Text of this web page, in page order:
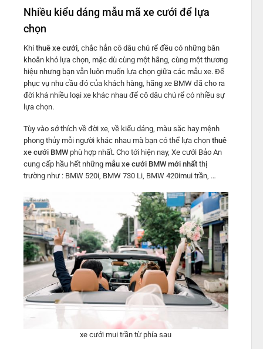
Nhiều kiểu dáng mẫu mã xe cưới để lựa
chọn
Khi thuê xe cưới, chắc hẳn cô dâu chú rể đều có những băn
khoăn khó lựa chọn, mặc dù cùng một hãng, cùng một thương
hiệu nhưng bạn vẫn luôn muốn lựa chọn giữa các mẫu xe. Để
phục vụ nhu cầu đó của khách hàng, hãng xe BMW đã cho ra
đời khá nhiều loại xe khác nhau để cô dâu chú rể có nhiều sự
lựa chọn.
Tùy vào sở thích về đời xe, về kiểu dáng, màu sắc hay mệnh
phong thủy mỗi người khác nhau mà bạn có thể lựa chọn thuê
xe cưới BMWphù hợp nhất. Cho tới hiện nay, Xe cưới Bảo An
cung cấp hầu hết những mẫu xe cưới BMW mới nhấtthị
trường như : BMW 520i, BMW 730 Li, BMW 420imui trần, …
xe cưới mui trần từ phía sau